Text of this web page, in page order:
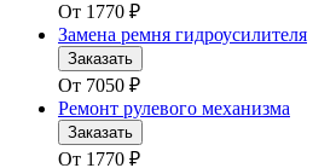
От 1770 ₽
Замена ремня гидроусилителя
Заказать
От 7050 ₽
Ремонт рулевого механизма
Заказать
От 1770 ₽